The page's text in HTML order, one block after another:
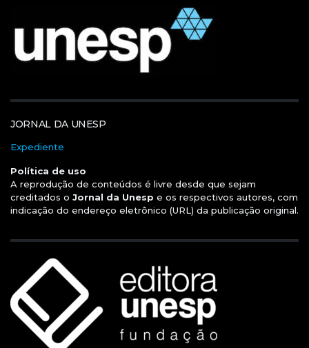
JORNAL DA UNESP
Expediente
Política de uso
A reprodução de conteúdos é livre desde que sejam
creditados o Jornal da Unesp e os respectivos autores, com
indicação do endereço eletrônico (URL) da publicação original.